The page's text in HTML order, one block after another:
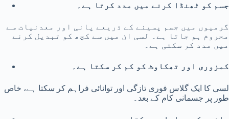
جسم کو ٹھنڈا کرنے میں مدد کرتا ہے۔
گرمیوں میں جسم پسینے کے ذریعے پانی اور معدنیات سے
محروم ہو جاتا ہے۔ لسی ان میں سے کچھ کو تبدیل کرنے
میں مدد کر سکتی ہے۔
کمزوری اور تھکاوٹ کو کم کر سکتا ہے۔
لسی کا ایک گلاس فوری تازگی اور توانائی فراہم کر سکتا ہے، خاص
طور پر جسمانی کام کے بعد۔